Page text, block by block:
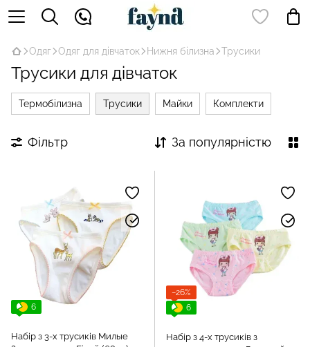
Одяг Одяг для дівчаток Нижня білизна Трусики
Трусики для дівчаток
Термобілизна Трусики Майки Комплекти
Фільтр За популярністю
6
Набір з 3-х трусиків Милые
−26%
6
Набір з 4-х трусиків з